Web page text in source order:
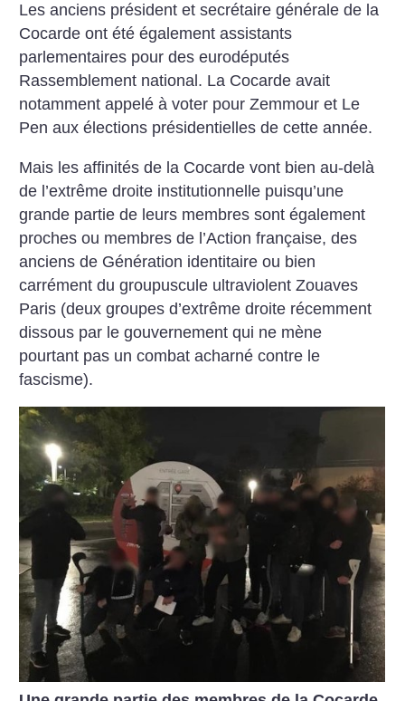
Les anciens président et secrétaire générale de la
Cocarde ont été également assistants
parlementaires pour des eurodéputés
Rassemblement national. La Cocarde avait
notamment appelé à voter pour Zemmour et Le
Pen aux élections présidentielles de cette année.
Mais les affinités de la Cocarde vont bien au-delà
de l’extrême droite institutionnelle puisqu’une
grande partie de leurs membres sont également
proches ou membres de l’Action française, des
anciens de Génération identitaire ou bien
carrément du groupuscule ultraviolent Zouaves
Paris (deux groupes d’extrême droite récemment
dissous par le gouvernement qui ne mène
pourtant pas un combat acharné contre le
fascisme).